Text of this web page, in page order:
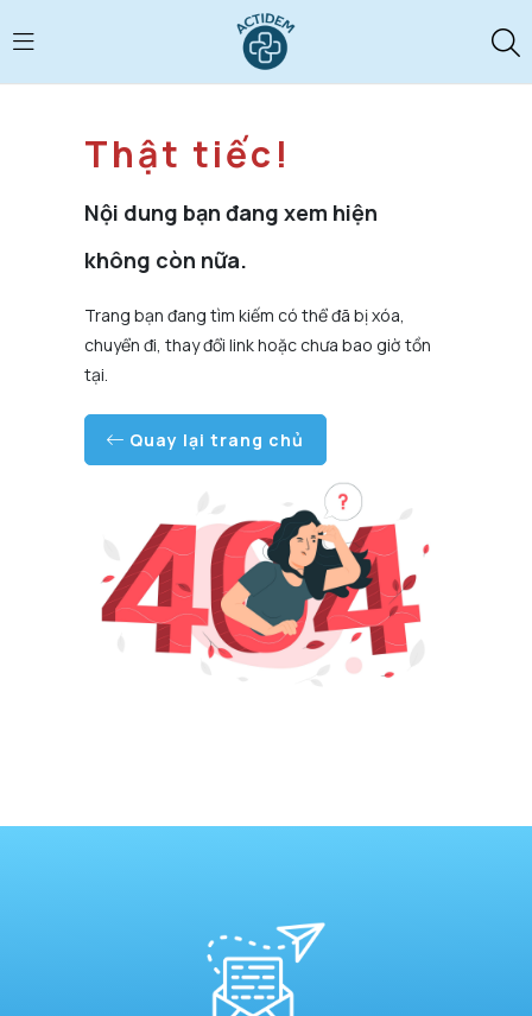
Thật tiếc!
Nội dung bạn đang xem hiện
không còn nữa.
Trang bạn đang tìm kiếm có thể đã bị xóa,
chuyển đi, thay đổi link hoặc chưa bao giờ tồn
tại.
Quay lại trang chủ